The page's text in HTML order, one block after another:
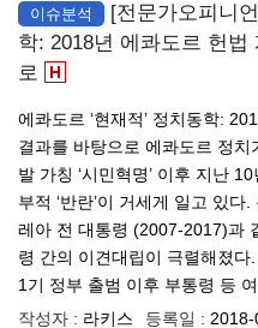
이슈분석
[전문가오피니
학: 2018년 에콰도르 헌
로
에콰도르 ‘현재적’ 정치동학:
결과를 바탕으로 에콰도르 정
발 가칭 ‘시민혁명’ 이후 지난
부적 ‘반란’이 거세게 일고 있
레아 전 대통령 (2007-2017)과
령 간의 이견대립이 극렬해졌
1기 정부 출범 이후 부통령 등
작성자 : 라키스 등록일 :